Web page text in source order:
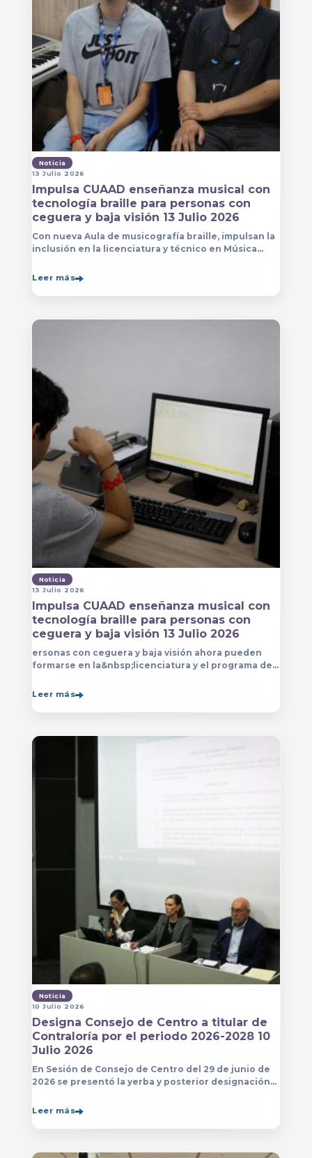
Noticia
13 Julio 2026
Impulsa CUAAD enseñanza musical con
tecnología braille para personas con
ceguera y baja visión 13 Julio 2026
Con nueva Aula de musicografía braille, impulsan la
inclusión en la licenciatura y técnico en Música
formen con mayor autonomía
Leer más
Noticia
13 Julio 2026
Impulsa CUAAD enseñanza musical con
tecnología braille para personas con
ceguera y baja visión 13 Julio 2026
ersonas con ceguera y baja visión ahora pueden
formarse en la&nbsp;licenciatura y el programa de
el&nbsp;
Leer más
Noticia
10 Julio 2026
Designa Consejo de Centro a titular de
Contraloría por el periodo 2026-2028 10
Julio 2026
En Sesión de Consejo de Centro del 29 de junio de
2026 se presentó la yerba y posterior designación
del Centro Universitario de Arte, Arquitectura
Leer más